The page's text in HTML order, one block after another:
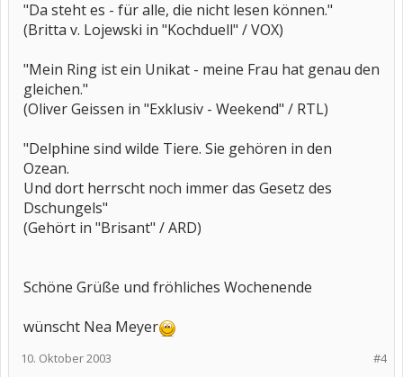
"Da steht es - für alle, die nicht lesen können."
(Britta v. Lojewski in "Kochduell" / VOX)
"Mein Ring ist ein Unikat - meine Frau hat genau den
gleichen."
(Oliver Geissen in "Exklusiv - Weekend" / RTL)
"Delphine sind wilde Tiere. Sie gehören in den
Ozean.
Und dort herrscht noch immer das Gesetz des
Dschungels"
(Gehört in "Brisant" / ARD)
Schöne Grüße und fröhliches Wochenende
wünscht Nea Meyer
#4
10. Oktober 2003